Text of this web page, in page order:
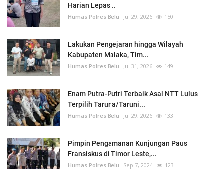
Harian Lepas...
Humas Polres Belu Jul 29, 2026 150
Lakukan Pengejaran hingga Wilayah
Kabupaten Malaka, Tim...
Humas Polres Belu Jul 31, 2026 149
Enam Putra-Putri Terbaik Asal NTT Lulus
Terpilih Taruna/Taruni...
Humas Polres Belu Jul 29, 2026 133
Pimpin Pengamanan Kunjungan Paus
Fransiskus di Timor Leste,...
Humas Polres Belu Sep 7, 2024 123